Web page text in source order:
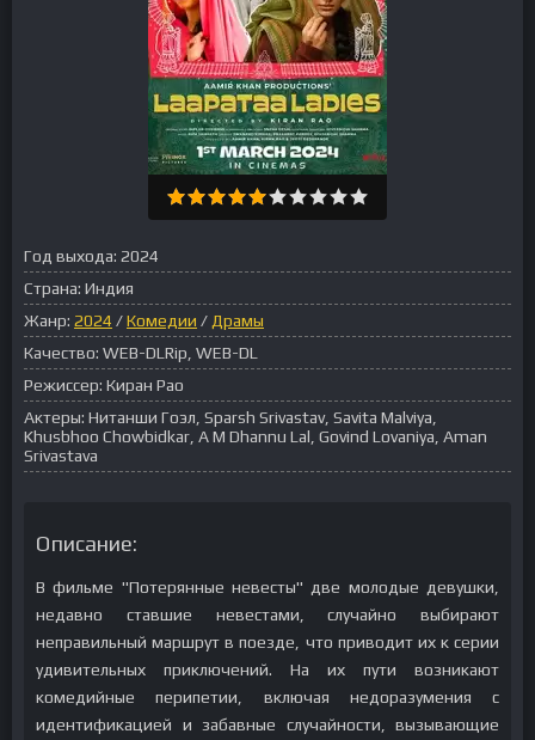
Год выхода: 2024
Страна: Индия
Жанр: 2024 /Комедии / Драмы
Качество: WEB-DLRip, WEB-DL
Режиссер: Киран Рао
Актеры: Нитанши Гоэл, Sparsh Srivastav, Savita Malviya,
Khusbhoo Chowbidkar, A M Dhannu Lal, Govind Lovaniya, Aman
Srivastava
Описание:
В фильме "Потерянные невесты" две молодые девушки,
недавно ставшие невестами, случайно выбирают
неправильный маршрут в поезде, что приводит их к серии
удивительных приключений. На их пути возникают
комедийные перипетии, включая недоразумения с
идентификацией и забавные случайности, вызывающие